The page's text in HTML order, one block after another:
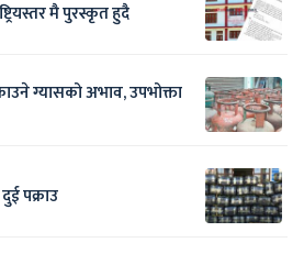
मै पुरस्कृत हुदै
ग्यासको अभाव, उपभोक्ता
पक्राउ